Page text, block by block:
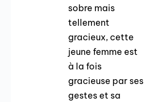
sobre mais
tellement
gracieux, cette
jeune femme est
à la fois
gracieuse par ses
gestes et sa